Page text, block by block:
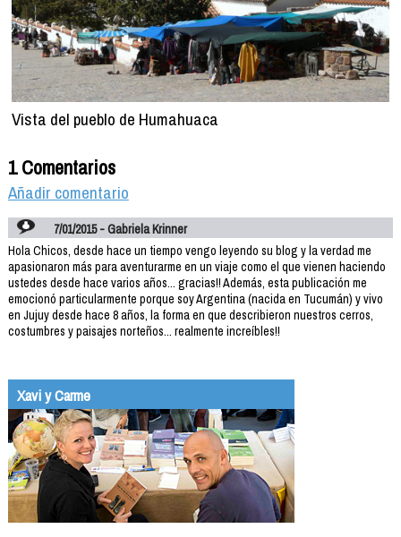
Vista del pueblo de Humahuaca
1 Comentarios
Añadir comentario
7/01/2015 - Gabriela Krinner
Hola Chicos, desde hace un tiempo vengo leyendo su blog y la verdad me
apasionaron más para aventurarme en un viaje como el que vienen haciendo
ustedes desde hace varios años... gracias!! Además, esta publicación me
emocionó particularmente porque soy Argentina (nacida en Tucumán) y vivo
en Jujuy desde hace 8 años, la forma en que describieron nuestros cerros,
costumbres y paisajes norteños... realmente increíbles!!
Xavi y Carme